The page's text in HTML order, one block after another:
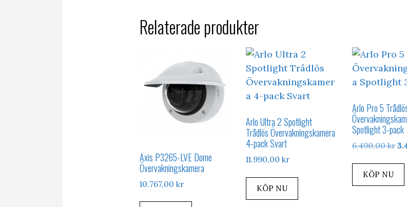
Relaterade produkter
Axis P3265-LVE Dome
Övervakningskamera
10.767,00 kr
Arlo Ultra 2 Spotlight
Trådlös Övervakningskamera
4-pack Svart
11.990,00 kr
KÖP NU
Arlo Pro 5
Spotlight 3-pack
6.490,00kr
KÖP NU